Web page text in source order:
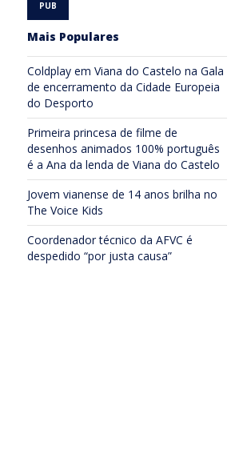
Mais Populares
Coldplay em Viana do Castelo na Gala
de encerramento da Cidade Europeia
do Desporto
Primeira princesa de filme de
desenhos animados 100% português
é a Ana da lenda de Viana do Castelo
Jovem vianense de 14 anos brilha no
The Voice Kids
Coordenador técnico da AFVC é
despedido “por justa causa”